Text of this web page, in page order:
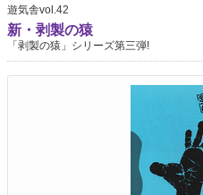
v
i
g
遊気舎vol.42
新・剥製の猿
「剥製の猿」シリーズ第三弾!